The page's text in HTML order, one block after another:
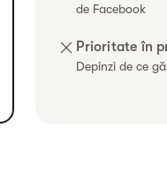
de Facebook
Prioritate în
Depinzi de ce